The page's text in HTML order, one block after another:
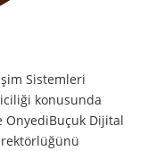
Sistemleri
konusunda
OnyediBuçuk Dijital